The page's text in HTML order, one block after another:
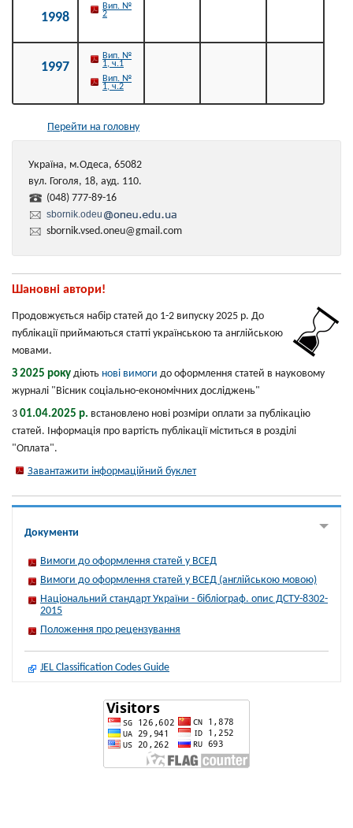
1998
Вип. №
2
1997
Вип. №
1, ч.1
Вип. №
1, ч.2
Перейти на головну
Україна, м.Одеса, 65082
вул. Гоголя, 18, ауд. 110.
(048) 777-89-16
sbornik.odeu
sbornik.vsed.oneu@gmail.com
Шановні автори!
Продовжується набір статей до 1-2 випуску 2025 р. До
публікації приймаються статті українською та англійською
мовами.
З 2025 року діють нові вимоги до оформлення статей в науковому
журналі "Вісник соціально-економічних досліджень"
3 01.04.2025 р. встановлено нові розміри оплати за публікацію
статей. Інформація про вартість публікації міститься в розділі
"Оплата".
Завантажити інформаційний буклет
Документи
Вимоги до оформлення статей у ВСЕД
Вимоги до оформлення статей у ВСЕД (англійською мовою)
Національний стандарт України - бібліограф. опис ДСТУ-8302-
2015
Положення про рецензування
JEL Classification Codes Guide